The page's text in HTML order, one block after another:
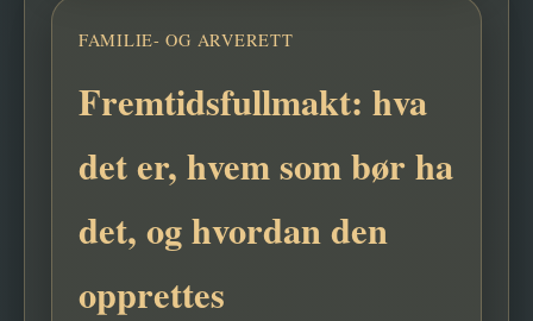
FAMILIE- OG ARVERETT
Fremtidsfullmakt: hva
det er, hvem som bør ha
det, og hvordan den
opprettes